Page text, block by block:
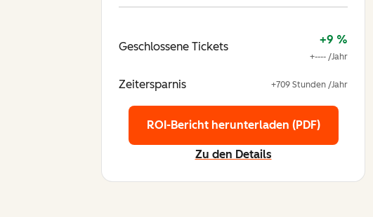
Geschlossene Tickets
+9 %
+---- /Jahr
Zeitersparnis +709 Stunden /Jahr
Zu den Details
ROI-Bericht herunterladen (PDF)